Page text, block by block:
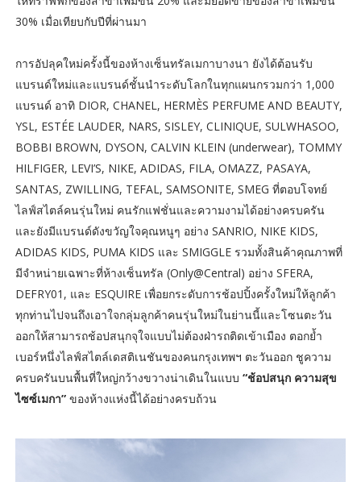
30% เมื่อเทียบกับปีที่ผ่านมา
การอัปลุคใหม่ครั้งนี้ของห้างเซ็นทรัลเมกาบางนา ยังได้ต้อนรับ
แบรนด์ใหม่และแบรนด์ชั้นนำระดับโลกในทุกแผนกรวมกว่า 1,000
แบรนด์ อาทิ DIOR, CHANEL, HERMÈS PERFUME AND BEAUTY,
YSL, ESTÉE LAUDER, NARS, SISLEY, CLINIQUE, SULWHASOO,
BOBBI BROWN, DYSON, CALVIN KLEIN (underwear), TOMMY
HILFIGER, LEVI’S, NIKE, ADIDAS, FILA, OMAZZ, PASAYA,
SANTAS, ZWILLING, TEFAL, SAMSONITE, SMEG ที่ตอบโจทย์
ไลฟ์สไตล์คนรุ่นใหม่ คนรักแฟชั่นและความงามได้อย่างครบครัน
และยังมีแบรนด์ดังขวัญใจคุณหนูๆ อย่าง SANRIO, NIKE KIDS,
ADIDAS KIDS, PUMA KIDS และ SMIGGLE รวมทั้งสินค้าคุณภาพที่
มีจำหน่ายเฉพาะที่ห้างเซ็นทรัล (Only@Central) อย่าง SFERA,
DEFRY01, และ ESQUIRE เพื่อยกระดับการช้อปปิ้งครั้งใหม่ให้ลูกค้า
ทุกท่านไปจนถึงเอาใจกลุ่มลูกค้าคนรุ่นใหม่ในย่านนี้และโซนตะวัน
ออกให้สามารถช้อปสนุกจุใจแบบไม่ต้องฝ่ารถติดเข้าเมือง ตอกย้ำ
เบอร์หนึ่งไลฟ์สไตล์เดสติเนชันของคนกรุงเทพฯ ตะวันออก ชูความ
ครบครันบนพื้นที่ใหญ่กว้างขวางน่าเดินในแบบ “ช้อปสนุก ความสุข
ไซซ์เมกา”ของห้างแห่งนี้ได้อย่างครบถ้วน